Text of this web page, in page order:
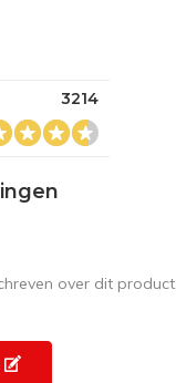
3214
over dit product.